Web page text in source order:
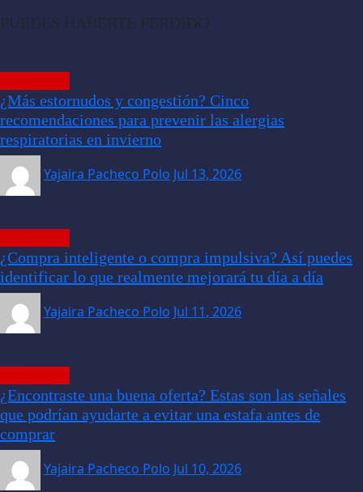
PUEDES HABERTE PERDIDO
¿Más estornudos y congestión? Cinco
recomendaciones para prevenir las alergias
respiratorias en invierno
Yajaira Pacheco Polo Jul 13, 2026
¿Compra inteligente o compra impulsiva? Así puedes
identificar lo que realmente mejorará tu día a día
Yajaira Pacheco Polo Jul 11, 2026
¿Encontraste una buena oferta? Estas son las señales
que podrían ayudarte a evitar una estafa antes de
comprar
Yajaira Pacheco Polo Jul 10, 2026